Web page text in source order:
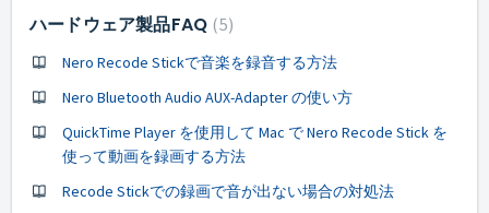
ハードウェア製品FAQ 5
Nero Recode Stickで音楽を録音する方法
Nero Bluetooth Audio AUX-Adapter の使い方
QuickTime Player を使用して Mac で Nero Recode Stick を
使って動画を録画する方法
Recode Stickでの録画で音が出ない場合の対処法